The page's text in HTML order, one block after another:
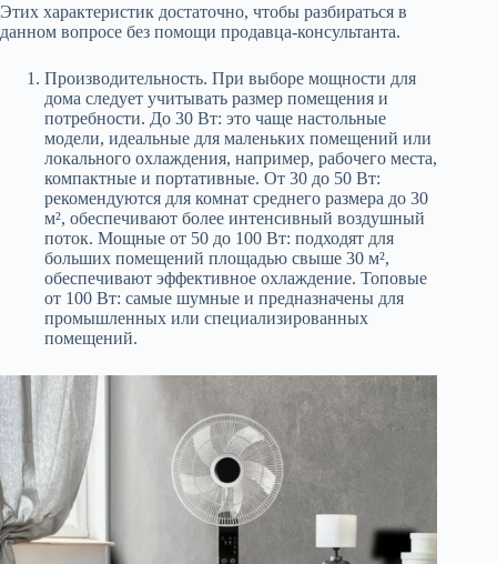
Этих характеристик достаточно, чтобы разбираться в
данном вопросе без помощи продавца-консультанта.
Производительность. При выборе мощности для
дома следует учитывать размер помещения и
потребности. До 30 Вт: это чаще настольные
модели, идеальные для маленьких помещений или
локального охлаждения, например, рабочего места,
компактные и портативные. От 30 до 50 Вт:
рекомендуются для комнат среднего размера до 30
м², обеспечивают более интенсивный воздушный
поток. Мощные от 50 до 100 Вт: подходят для
больших помещений площадью свыше 30 м²,
обеспечивают эффективное охлаждение. Топовые
от 100 Вт: самые шумные и предназначены для
промышленных или специализированных
помещений.